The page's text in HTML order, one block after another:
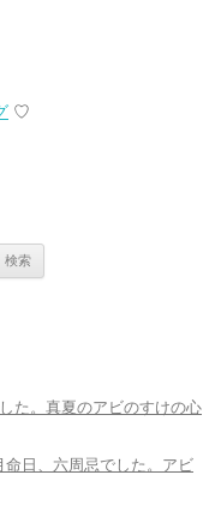
♡
た。真夏のアビのすけの心
日、六周忌でした。アビ